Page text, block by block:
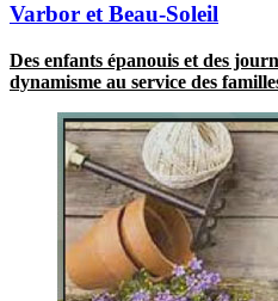
Varbor et Beau-Soleil
Des enfants épanouis et des
dynamisme au service des